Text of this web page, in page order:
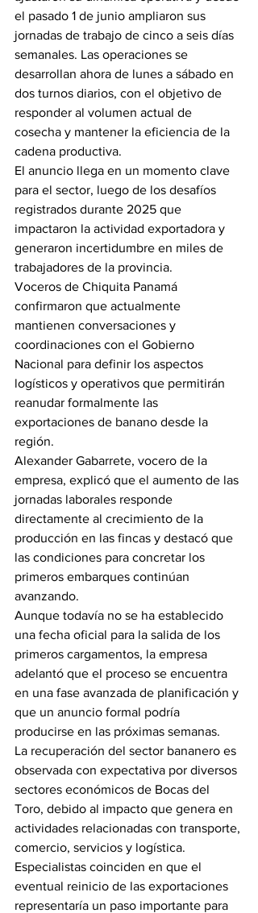
el pasado 1 de junio ampliaron sus
jornadas de trabajo de cinco a seis días
semanales. Las operaciones se
desarrollan ahora de lunes a sábado en
dos turnos diarios, con el objetivo de
responder al volumen actual de
cosecha y mantener la eficiencia de la
cadena productiva.
El anuncio llega en un momento clave
para el sector, luego de los desafíos
registrados durante 2025 que
impactaron la actividad exportadora y
generaron incertidumbre en miles de
trabajadores de la provincia.
Voceros de Chiquita Panamá
confirmaron que actualmente
mantienen conversaciones y
coordinaciones con el Gobierno
Nacional para definir los aspectos
logísticos y operativos que permitirán
reanudar formalmente las
exportaciones de banano desde la
región.
Alexander Gabarrete, vocero de la
empresa, explicó que el aumento de las
jornadas laborales responde
directamente al crecimiento de la
producción en las fincas y destacó que
las condiciones para concretar los
primeros embarques continúan
avanzando.
Aunque todavía no se ha establecido
una fecha oficial para la salida de los
primeros cargamentos, la empresa
adelantó que el proceso se encuentra
en una fase avanzada de planificación y
que un anuncio formal podría
producirse en las próximas semanas.
La recuperación del sector bananero es
observada con expectativa por diversos
sectores económicos de Bocas del
Toro, debido al impacto que genera en
actividades relacionadas con transporte,
comercio, servicios y logística.
Especialistas coinciden en que el
eventual reinicio de las exportaciones
representaría un paso importante para